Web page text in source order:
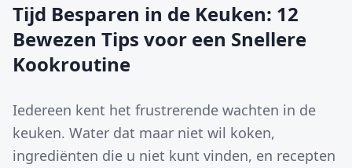
Tijd Besparen in de Keuken: 12
Bewezen Tips voor een Snellere
Kookroutine
Iedereen kent het frustrerende wachten in de
keuken. Water dat maar niet wil koken,
ingrediënten die u niet kunt vinden, en recepten